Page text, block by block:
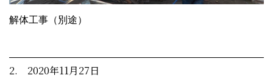
解体工事（別途）
2. 2020年11月27日